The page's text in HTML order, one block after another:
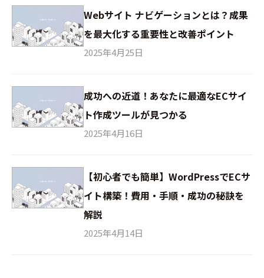
Webサイト ナビゲーションとは？成果
を最大化する重要性と改善ポイント
2025年4月25日
成功への近道！あなたに最適なECサイ
ト作成ツールが見つかる
2025年4月16日
【初心者でも簡単】WordPressでECサ
イト構築！費用・手順・成功の秘訣を
解説
2025年4月14日